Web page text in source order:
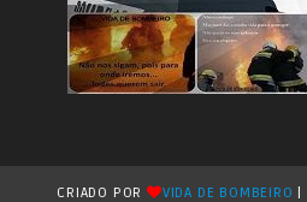
CRIADO POR VIDA DE BOMBEIRO